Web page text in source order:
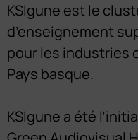
KSIgune est le
d’enseignement
pour les industries
Pays basque.
KSIgune a été